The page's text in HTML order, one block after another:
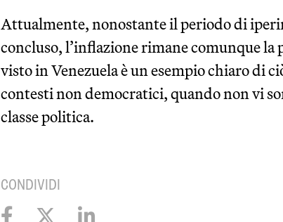
Attualmente, nonostante il periodo di
concluso, l’inflazione rimane comunque la
visto in Venezuela è un esempio chiaro di
contesti non democratici, quando non vi
classe politica.
CONDIVIDI